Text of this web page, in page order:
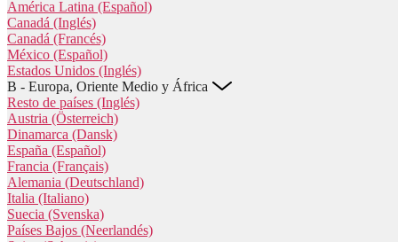
América Latina (Español)
Canadá (Inglés)
Canadá (Francés)
México (Español)
Estados Unidos (Inglés)
B - Europa, Oriente Medio y África
Resto de países (Inglés)
Austria (Österreich)
Dinamarca (Dansk)
España (Español)
Francia (Français)
Alemania (Deutschland)
Italia (Italiano)
Suecia (Svenska)
Países Bajos (Neerlandés)